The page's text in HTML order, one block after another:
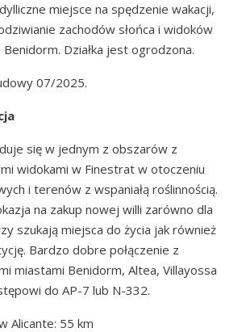
miejsce na spędzenie wakacji,
zachodów słońca i widoków
Działka jest ogrodzona.
07/2025.
się w jednym z obszarów z
widokami w Finestrat w otoczeniu
i terenów z wspaniałą roślinnością.
na zakup nowej willi zarówno dla
szukają miejsca do życia jak również
Bardzo dobre połączenie z
miastami Benidorm, Altea, Villayossa
do AP-7 lub N-332.
Alicante: 55 km